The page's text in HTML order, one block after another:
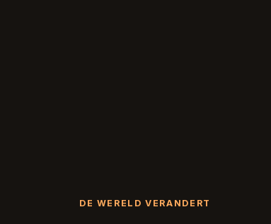
DE WERELD VERANDERT